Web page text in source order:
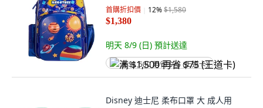
首購折扣價 12%$1,580
$1,380
明天 8/9 (日) 預計送達
满 $1,500 再省 $75 (王道卡)
Disney 迪士尼 柔布口罩 大 成人用